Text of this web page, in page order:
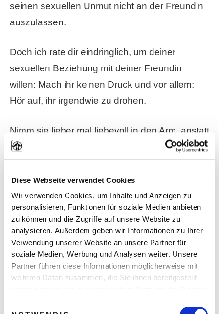
Diese Webseite verwendet Cookies
Wir verwenden Cookies, um Inhalte und Anzeigen zu
personalisieren, Funktionen für soziale Medien anbieten
zu können und die Zugriffe auf unsere Website zu
analysieren. Außerdem geben wir Informationen zu Ihrer
Verwendung unserer Website an unsere Partner für
soziale Medien, Werbung und Analysen weiter. Unsere
Partner führen diese Informationen möglicherweise mit
weiteren Daten zusammen, die Sie ihnen bereitgestellt
seinen sexuellen Unmut nicht an der Freundin
auszulassen.
Doch ich rate dir eindringlich, um deiner
sexuellen Beziehung mit deiner Freundin
willen: Mach ihr keinen Druck und vor allem:
Hör auf, ihr irgendwie zu drohen.
Nimm sie lieber mal liebevoll in den Arm, anstatt
mit ihr zu diskutieren. Das wirkt Wunder und ist
die absolute Grundlagefür eine
verständnisvolle Beziehung.
Lösung #2: Schweigen ist Gold –
aber nicht beim Oralsex!
Als Zweites rate ich dir zu einem aufrichtigen
Gespräch mit deiner Freundin.